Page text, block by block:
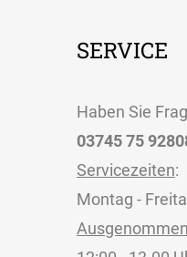
SERVICE
Haben Sie
03745 75
Servicezeiten:
Montag -